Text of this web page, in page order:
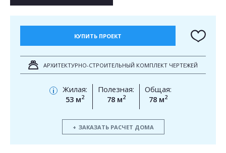
КУПИТЬ ПРОЕКТ
АРХИТЕКТУРНО-СТРОИТЕЛЬНЫЙ КОМПЛЕКТ ЧЕРТЕЖЕЙ
i
Жилая:
53 м2
Полезная:
78 м2
Общая:
78 м2
ЗАКАЗАТЬ РАСЧЕТ ДОМА